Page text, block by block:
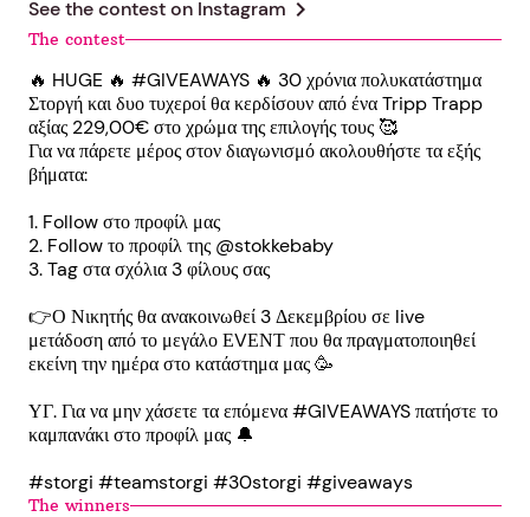
See the contest on Instagram chevron_right
The contest
🔥 HUGE 🔥 #GIVEAWAYS 🔥 30 χρόνια πολυκατάστημα
Στοργή και δυο τυχεροί θα κερδίσουν από ένα Tripp Trapp
αξίας 229,00€ στο χρώμα της επιλογής τους 🥰
Για να πάρετε μέρος στον διαγωνισμό ακολουθήστε τα εξής
βήματα:
1. Follow στο προφίλ μας
2. Follow το προφίλ της @stokkebaby
3. Tag στα σχόλια 3 φίλους σας
👉Ο Νικητής θα ανακοινωθεί 3 Δεκεμβρίου σε live
μετάδοση από το μεγάλο ΕVΕΝΤ που θα πραγματοποιηθεί
εκείνη την ημέρα στο κατάστημα μας 🥳
ΥΓ. Για να μην χάσετε τα επόμενα #GIVEAWAYS πατήστε το
καμπανάκι στο προφίλ μας 🔔
#storgi #teamstorgi #30storgi #giveaways
The winners